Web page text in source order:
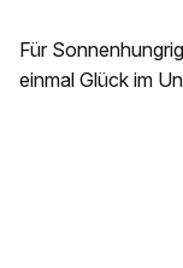
Für
einmal Glück im